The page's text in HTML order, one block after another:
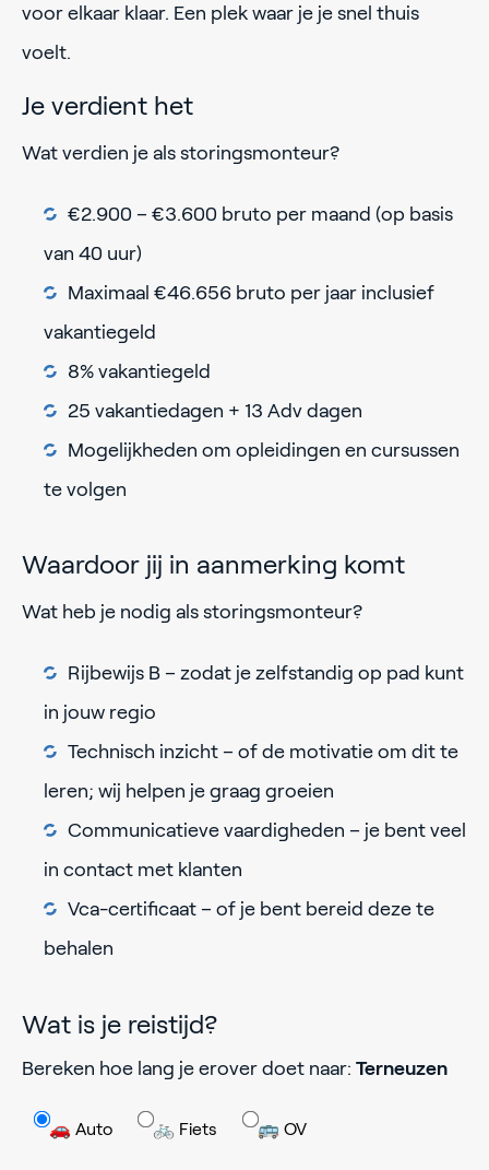
voor elkaar klaar. Een plek waar je je snel thuis
voelt.
Je verdient het
Wat verdien je als storingsmonteur?
€2.900 – €3.600 bruto per maand (op basis
van 40 uur)
Maximaal €46.656 bruto per jaar inclusief
vakantiegeld
8% vakantiegeld
25 vakantiedagen + 13 Adv dagen
Mogelijkheden om opleidingen en cursussen
te volgen
Waardoor jij in aanmerking komt
Wat heb je nodig als storingsmonteur?
Rijbewijs B – zodat je zelfstandig op pad kunt
in jouw regio
Technisch inzicht – of de motivatie om dit te
leren; wij helpen je graag groeien
Communicatieve vaardigheden – je bent veel
in contact met klanten
Vca-certificaat – of je bent bereid deze te
behalen
Wat is je reistijd?
Bereken hoe lang je erover doet naar: Terneuzen
🚗 Auto 🚲 Fiets 🚌 OV